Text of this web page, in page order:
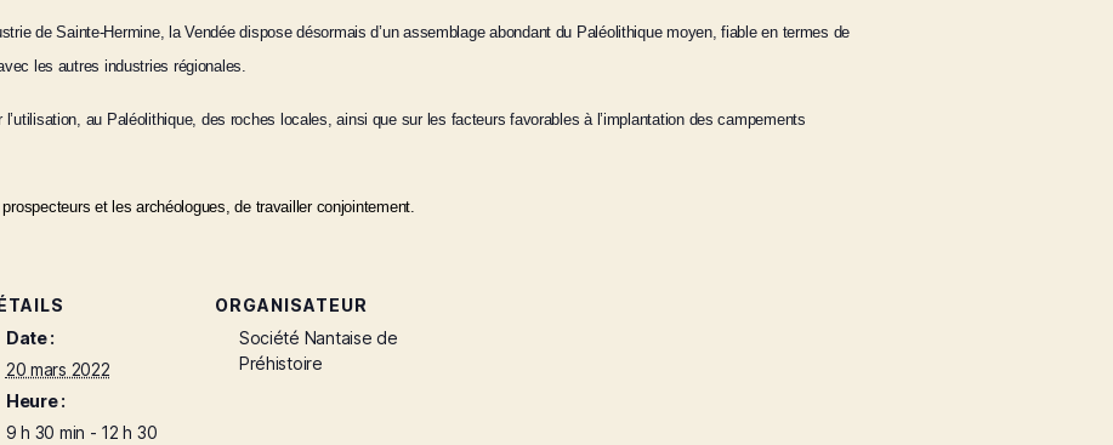
de Sainte-Hermine, la Vendée dispose désormais d’un assemblage abondant du Paléolithique moyen, fiable en termes de
les autres industries régionales.
l’utilisation, au Paléolithique, des roches locales, ainsi que sur les facteurs favorables à l’implantation des campements
et les archéologues, de travailler conjointement.
Date :
20 mars 2022
Heure :
9 h 30 min - 12 h 30
ORGANISATEUR
Société Nantaise de
Préhistoire